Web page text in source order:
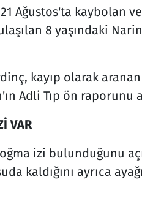
Ağustos'ta kaybolan
8 yaşındaki
kayıp olarak
Adli Tıp ön raporunu
VAR
izi bulunduğunu
kaldığını ayrıca